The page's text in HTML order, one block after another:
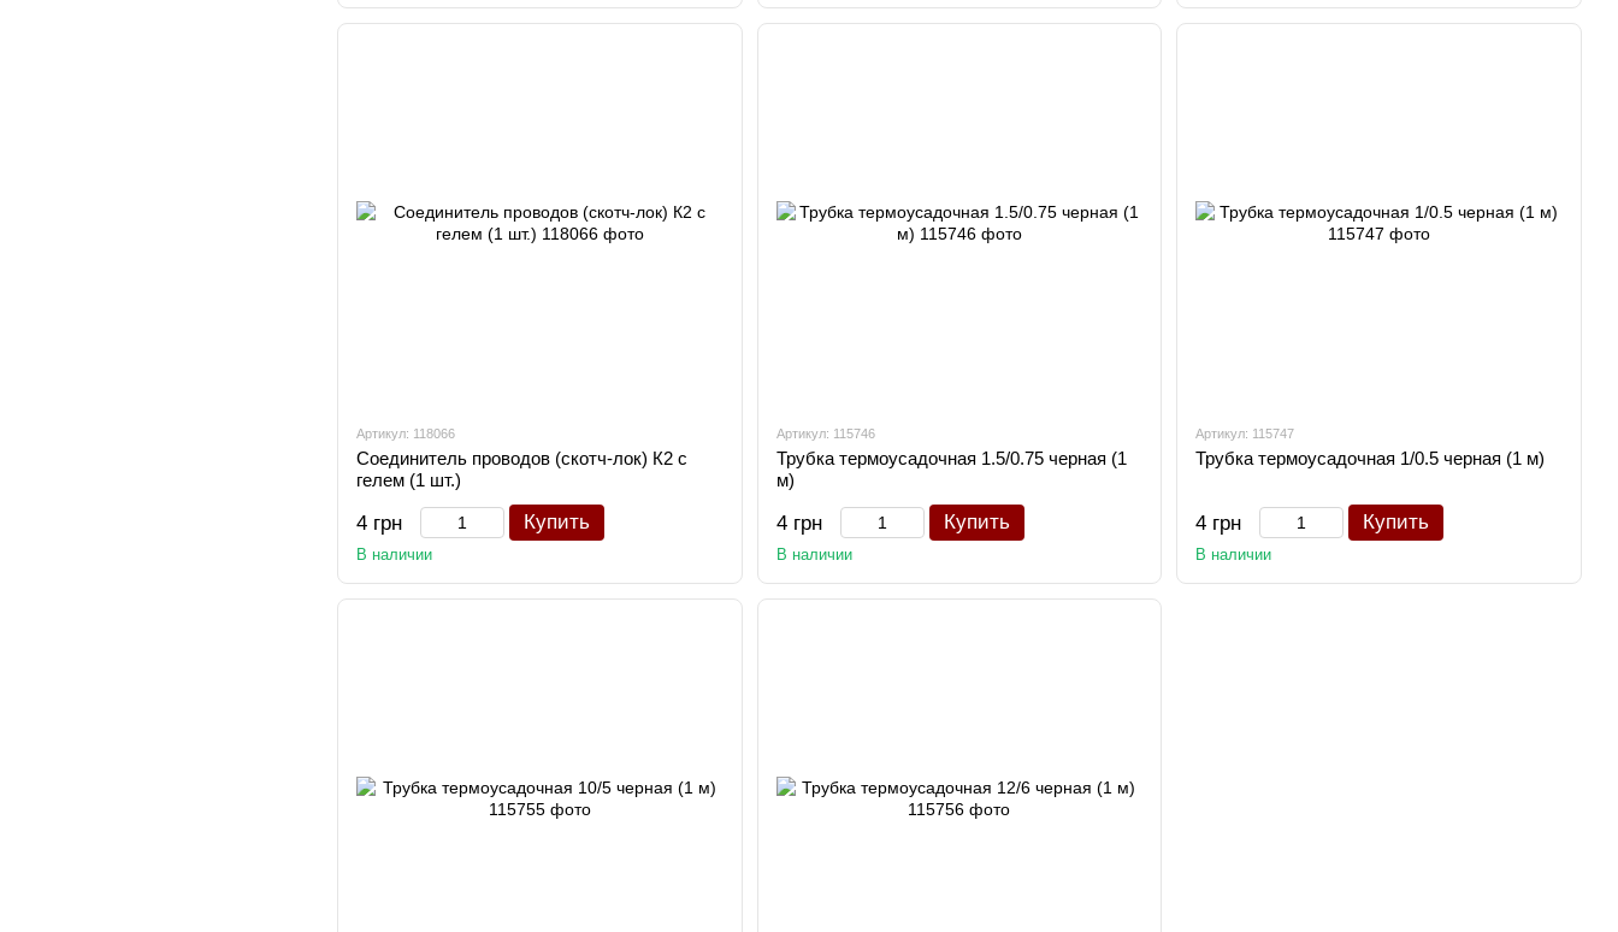
Артикул: 118066
Соединитель проводов (скотч-лок) К2 с
гелем (1 шт.)
4 грн Купить
В наличии
Артикул: 115746
Трубка термоусадочная 1.5/0.75 черная (1
м)
4 грн Купить
В наличии
Артикул: 115747
Трубка термоусадочная 1/0.5 черная (1 м)
4 грн Купить
В наличии